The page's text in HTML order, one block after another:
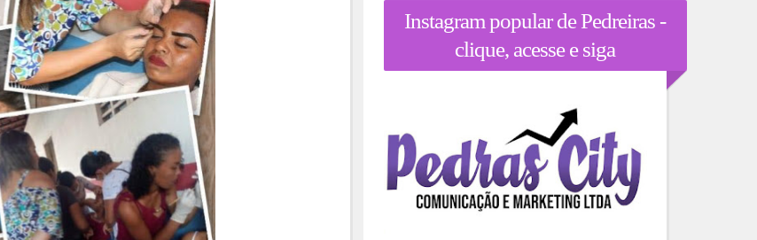
Instagram popular de Pedreiras -
clique, acesse e siga